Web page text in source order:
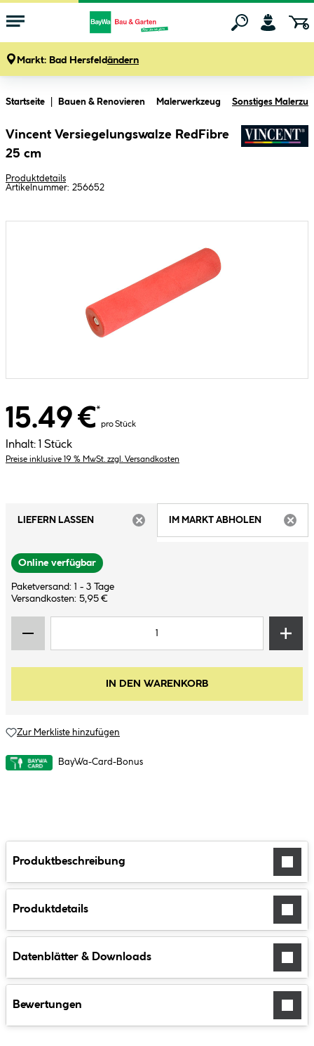
Markt: Bad Hersfeldändern
Startseite Bauen & Renovieren Malerwerkzeug Sonstiges
Vincent Versiegelungswalze RedFibre
25 cm
Produktdetails
Artikelnummer: 256652
15.49 €*
pro Stück
Inhalt: 1 Stück
Preise inklusive 19 % MwSt. zzgl. Versandkosten
LIEFERN LASSEN
IM MARKT ABHOLEN
Online verfügbar
Paketversand: 1 - 3 Tage
Versandkosten: 5,95 €
IN DEN WARENKORB
Zur Merkliste hinzufügen
BayWa-Card-Bonus
Produktbeschreibung
Produktdetails
Datenblätter & Downloads
Bewertungen